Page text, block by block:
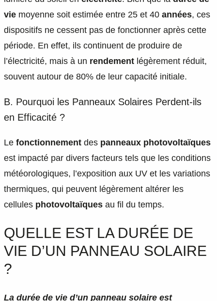
vie moyenne soit estimée entre 25 et 40 années, ces
dispositifs ne cessent pas de fonctionner après cette
période. En effet, ils continuent de produire de
l’électricité, mais à un rendement légèrement réduit,
souvent autour de 80% de leur capacité initiale.
B. Pourquoi les Panneaux Solaires Perdent-ils
en Efficacité ?
Le fonctionnement des panneaux photovoltaïques
est impacté par divers facteurs tels que les conditions
météorologiques, l’exposition aux UV et les variations
thermiques, qui peuvent légèrement altérer les
cellules photovoltaïques au fil du temps.
QUELLE EST LA DURÉE DE
VIE D’UN PANNEAU SOLAIRE
?
La durée de vie d’un panneau solaire est